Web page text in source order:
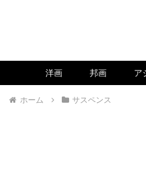
洋画 邦画 ア
ホーム サスペンス